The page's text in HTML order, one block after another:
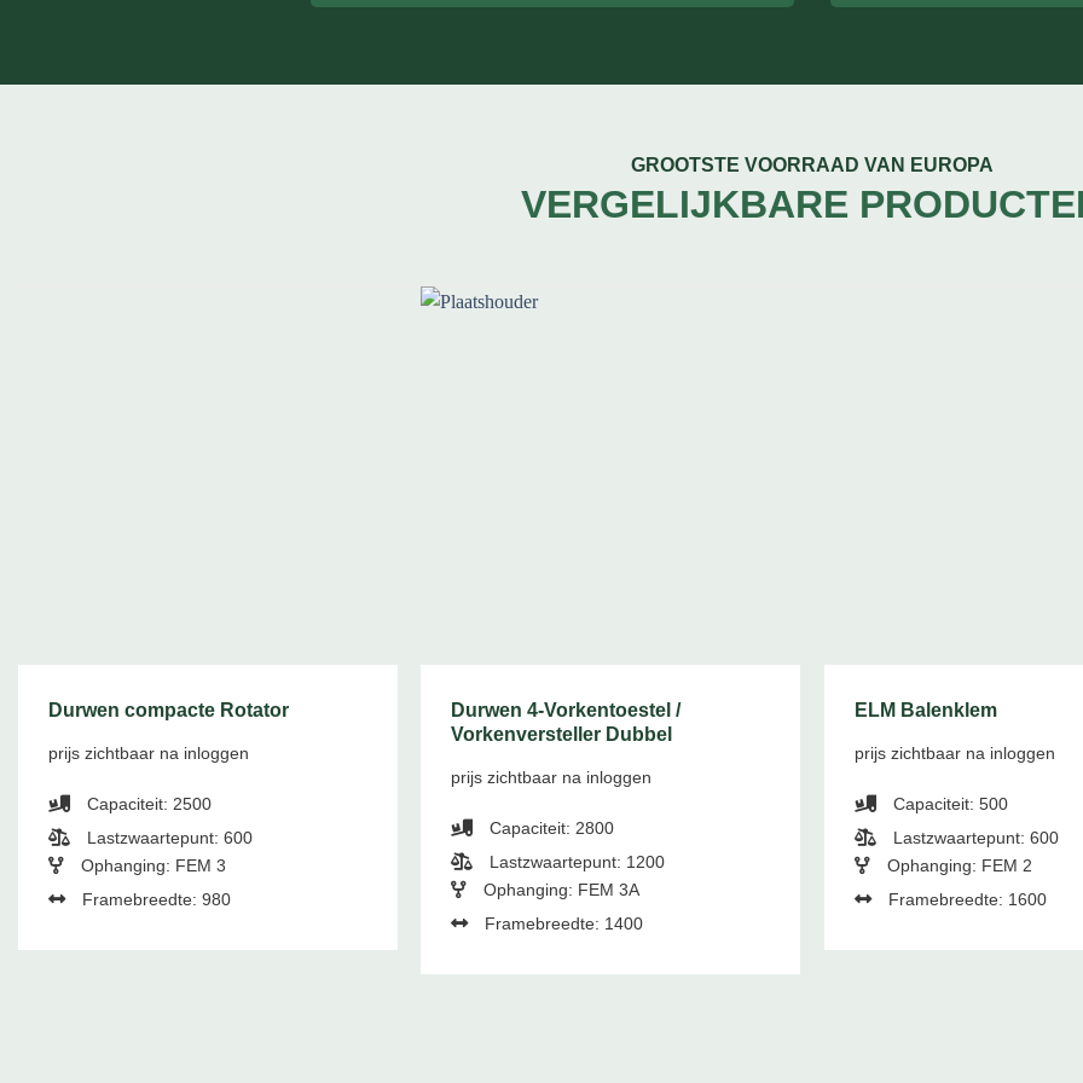
GROOTSTE VOORRAAD VAN EUROPA
VERGELIJKBARE
Durwen compacte Rotator
prijs zichtbaar na inloggen
Capaciteit: 2500
Lastzwaartepunt: 600
Ophanging: FEM 3
Framebreedte: 980
Durwen 4-Vorkentoestel /
Vorkenversteller Dubbel
prijs zichtbaar na inloggen
Capaciteit: 2800
Lastzwaartepunt: 1200
Ophanging: FEM 3A
Framebreedte: 1400
ELM Balenklem
prijs zichtbaar na inloggen
Capaciteit: 500
Lastzwaartepunt: 600
Ophanging: FEM 2
Framebreedte: 1600